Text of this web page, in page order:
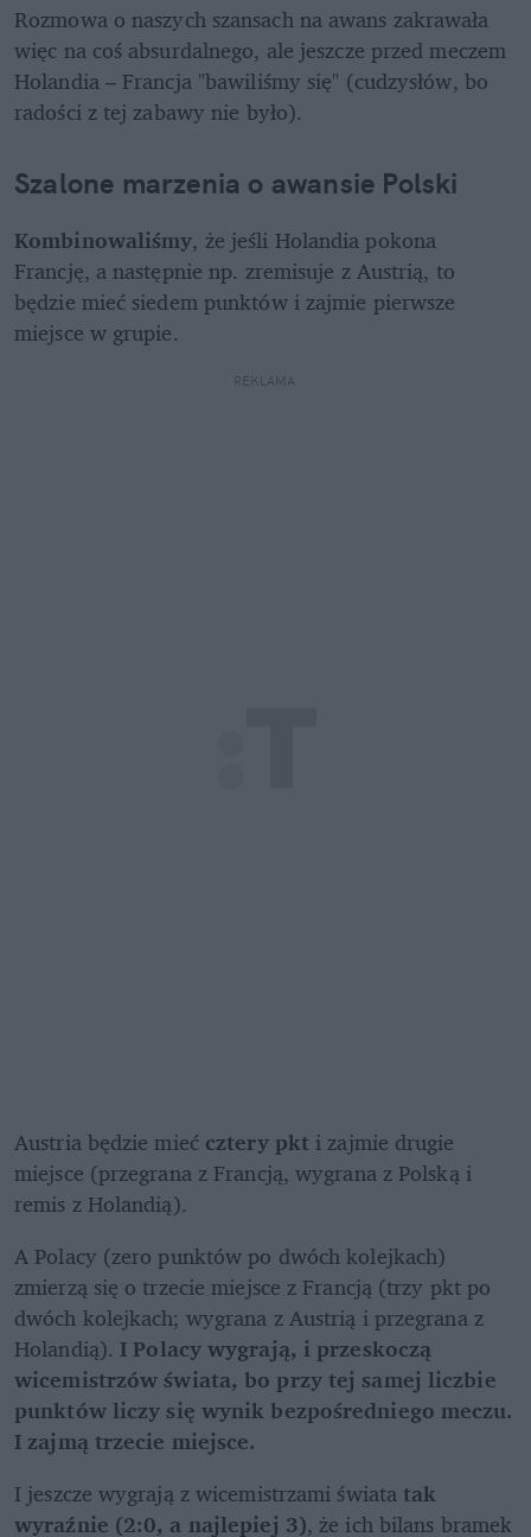
Rozmowa o naszych szansach na awans zakrawała
więc na coś absurdalnego, ale jeszcze przed meczem
Holandia – Francja "bawiliśmy się" (cudzysłów, bo
radości z tej zabawy nie było).
Szalone marzenia o awansie Polski
Kombinowaliśmy, że jeśli Holandia pokona
Francję, a następnie np. zremisuje z Austrią, to
będzie mieć siedem punktów i zajmie pierwsze
miejsce w grupie.
REKLAMA
Austria będzie mieć cztery pkt i zajmie drugie
miejsce (przegrana z Francją, wygrana z Polską i
remis z Holandią).
A Polacy (zero punktów po dwóch kolejkach)
zmierzą się o trzecie miejsce z Francją (trzy pkt po
dwóch kolejkach; wygrana z Austrią i przegrana z
Holandią). I Polacy wygrają, i przeskoczą
wicemistrzów świata, bo przy tej samej liczbie
punktów liczy się wynik bezpośredniego meczu.
I zajmą trzecie miejsce.
I jeszcze wygrają z wicemistrzami świata tak
wyraźnie (2:0, a najlepiej 3), że ich bilans bramek